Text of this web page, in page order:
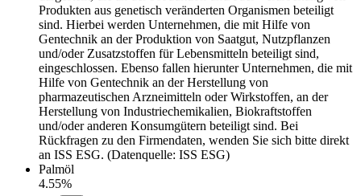
Produkten aus genetisch veränderten Organismen beteiligt
sind. Hierbei werden Unternehmen, die mit Hilfe von
Gentechnik an der Produktion von Saatgut, Nutzpflanzen
und/oder Zusatzstoffen für Lebensmitteln beteiligt sind,
eingeschlossen. Ebenso fallen hierunter Unternehmen, die mit
Hilfe von Gentechnik an der Herstellung von
pharmazeutischen Arzneimitteln oder Wirkstoffen, an der
Herstellung von Industriechemikalien, Biokraftstoffen
und/oder anderen Konsumgütern beteiligt sind. Bei
Rückfragen zu den Firmendaten, wenden Sie sich bitte direkt
an ISS ESG. (Datenquelle: ISS ESG)
Palmöl
4.55%